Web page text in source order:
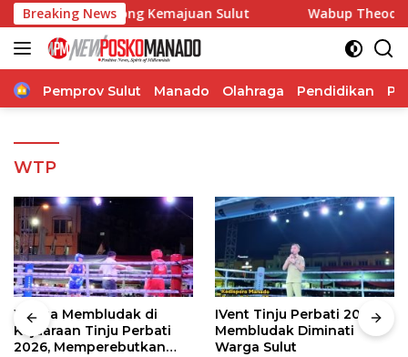
Langsung
ke
konten
Breaking News
Dorong Kemajuan Sulut Wabup Theodorus
Home
Pemprov Sulut Manado Olahraga Pendidikan
WTP
Warga Membludak di
Kejuaraan Tinju Perbati
2026, Memperebutkan
IVent Tinju Perbati 2026
Membludak Diminati
Warga Sulut